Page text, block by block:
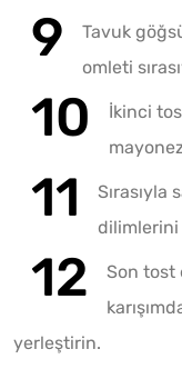
Tavuk
omleti
İkinci
Sırasıyla
dilimlerini
Son tost
yerleştirin.